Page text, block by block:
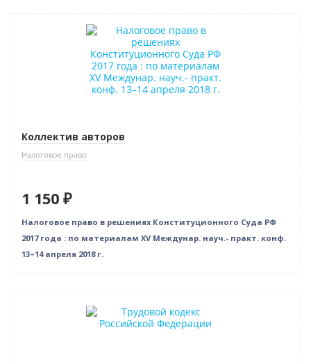
Коллектив авторов
Налоговое право
1 150 ₽
Налоговое право в решениях Конституционного Суда РФ
2017 года : по материалам XV Междунар. науч.- практ. конф.
13–14 апреля 2018 г.
Нет в наличии